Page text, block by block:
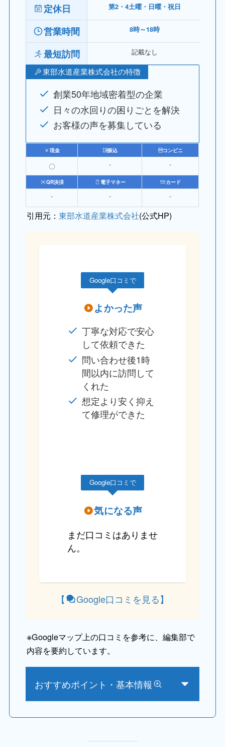
定休日 第2・4土曜・日曜・祝日
営業時間 8時～18時
最短訪問 記載なし
東部水道産業株式会社の特徴
創業50年地域密着型の企業
日々の水回りの困りごとを解決
お客様の声を募集している
現金 振込 コンビニ
〇 ⁻ ⁻
QR決済 電子マネー カード
⁻ ⁻ ⁻
引用元：東部水道産業株式会社(公式HP)
Google口コミで
よかった声
丁寧な対応で安心
して依頼できた
問い合わせ後1時
間以内に訪問して
くれた
想定より安く抑え
て修理ができた
Google口コミで
気になる声
まだ口コミはありませ
ん。
【 Google口コミを見る】
※Googleマップ上の口コミを参考に、編集部で
内容を要約しています。
おすすめポイント・基本情報